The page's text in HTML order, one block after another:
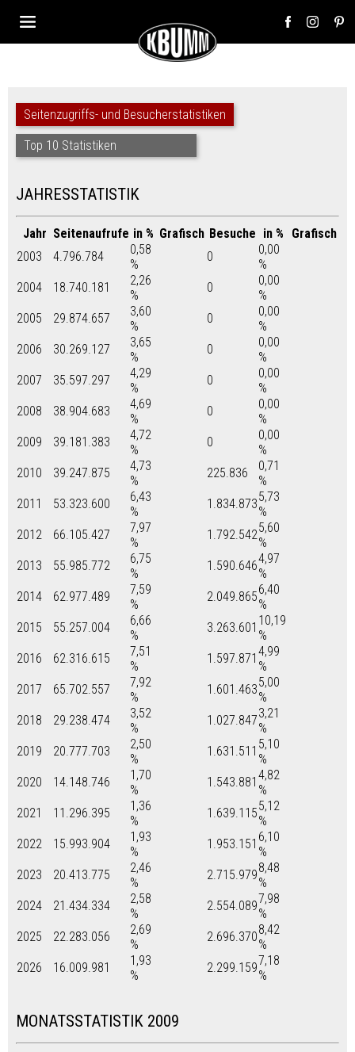
Seitenzugriffs- und Besucherstatistiken
Top 10 Statistiken
JAHRESSTATISTIK
Jahr Seitenaufrufe in % Grafisch Besuche in %
Grafisch
2003
4.796.784
0,58
%
0
0,00
%
2004
18.740.181
2,26
%
0
0,00
%
2005
29.874.657
3,60
%
0
0,00
%
2006
30.269.127
3,65
%
0
0,00
%
2007
35.597.297
4,29
%
0
0,00
%
2008
38.904.683
4,69
%
0
0,00
%
2009
39.181.383
4,72
%
0
0,00
%
2010
39.247.875
4,73
%
225.836
0,71
%
2011
53.323.600
6,43
%
1.834.8735,73
%
2012
66.105.427
7,97
%
1.792.5425,60
%
2013
55.985.772
6,75
%
1.590.6464,97
%
2014
62.977.489
7,59
%
2.049.8656,40
%
2015
55.257.004
6,66
%
3.263.601 10,19
%
2016
62.316.615
7,51
%
1.597.871 4,99
%
2017
65.702.557
7,92
%
1.601.4635,00
%
2018
29.238.474
3,52
%
1.027.8473,21
%
2019
20.777.703
2,50
%
1.631.511 5,10
%
2020
14.148.746
1,70
%
1.543.881 4,82
%
2021
11.296.395
1,36
%
1.639.1155,12
%
2022
15.993.904
1,93
%
1.953.151 6,10
%
2023
20.413.775
2,46
%
2.715.9798,48
%
2024
21.434.334
2,58
%
2.554.0897,98
%
2025
22.283.056
2,69
%
2.696.3708,42
%
2026
16.009.981
1,93
%
2.299.1597,18
%
MONATSSTATISTIK 2009